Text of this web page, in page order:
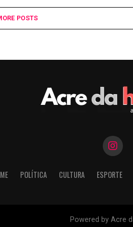
POSTS
POLÍTICA CULTURA ESPORTE
Powered by Acre